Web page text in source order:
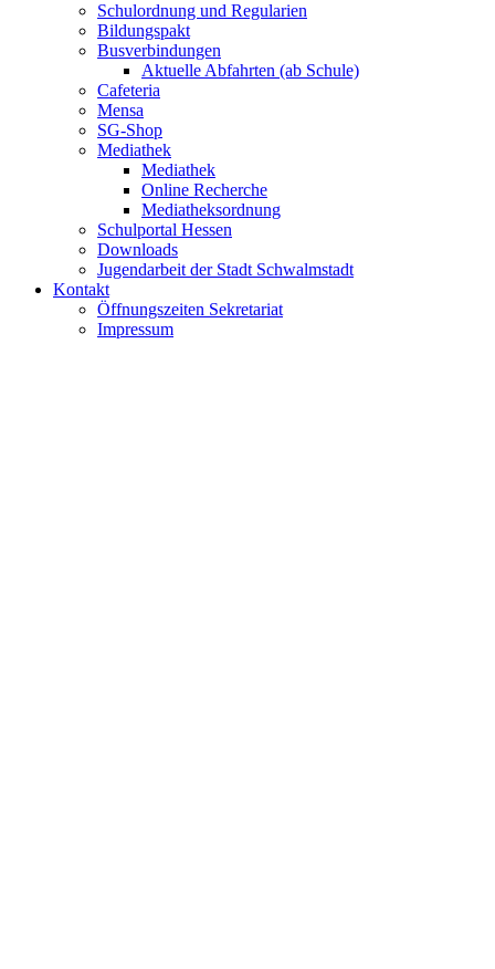
Schulordnung und Regularien
Bildungspakt
Busverbindungen
Aktuelle Abfahrten (ab Schule)
Cafeteria
Mensa
SG-Shop
Mediathek
Mediathek
Online Recherche
Mediatheksordnung
Schulportal Hessen
Downloads
Jugendarbeit der Stadt Schwalmstadt
Kontakt
Öffnungszeiten Sekretariat
Impressum